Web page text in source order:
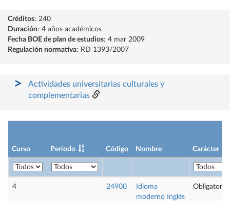
Créditos: 240
Duración: 4 años académicos
Fecha BOE de plan de estudios: 4 mar 2009
Regulación normativa: RD 1393/2007
Actividades universitarias culturales y
complementarias
Curso Periodo Código Nombre Carácter
4 24900
Idioma
moderno Inglés
Obligatoria